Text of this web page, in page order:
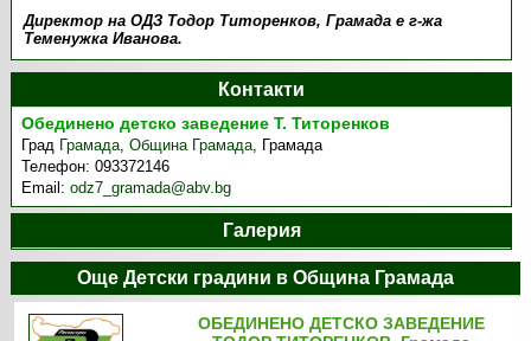
Директор на ОДЗ Тодор Титоренков, Грамада е г-жа
Теменужка Иванова.
Контакти
Обединено детско заведение Т. Титоренков
Град Грамада,Община Грамада, Грамада
Телефон:093372146
Email:odz7_gramada@abv.bg
Галерия
Още Детски градини в Община Грамада
ОБЕДИНЕНО ДЕТСКО ЗАВЕДЕНИЕ